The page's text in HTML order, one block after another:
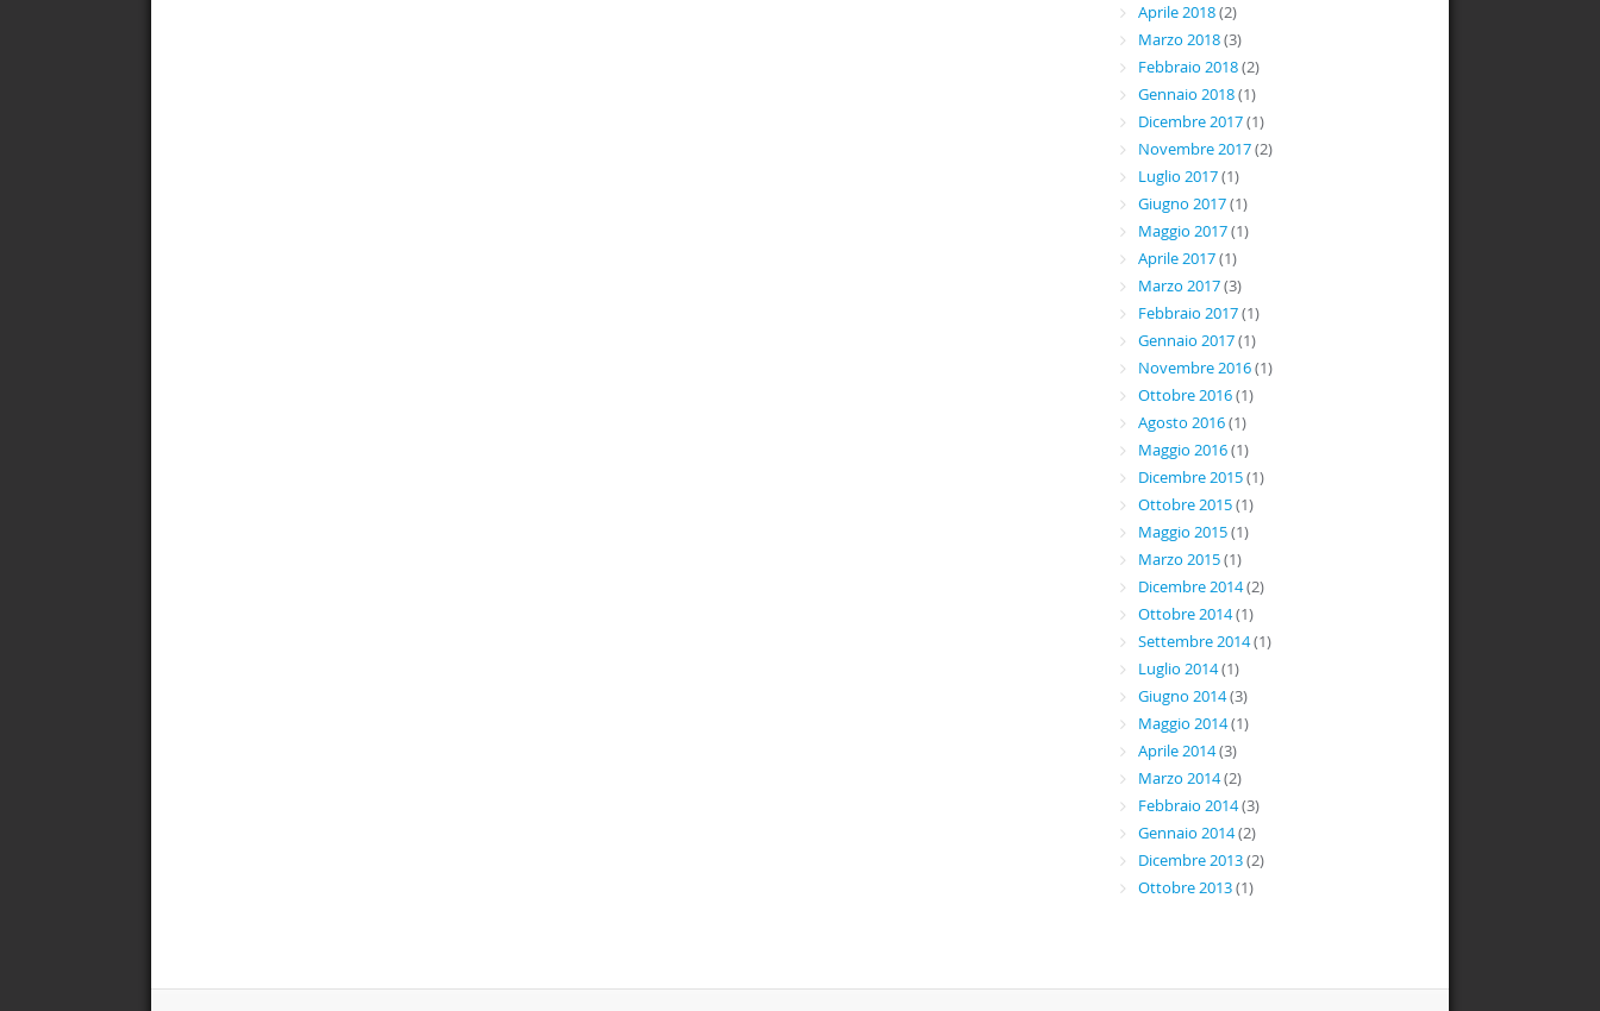
Aprile 2018(2)
Marzo 2018(3)
Febbraio 2018(2)
Gennaio 2018(1)
Dicembre 2017(1)
Novembre 2017(2)
Luglio 2017(1)
Giugno 2017(1)
Maggio 2017(1)
Aprile 2017(1)
Marzo 2017(3)
Febbraio 2017(1)
Gennaio 2017(1)
Novembre 2016(1)
Ottobre 2016(1)
Agosto 2016(1)
Maggio 2016(1)
Dicembre 2015(1)
Ottobre 2015(1)
Maggio 2015(1)
Marzo 2015(1)
Dicembre 2014(2)
Ottobre 2014(1)
Settembre 2014(1)
Luglio 2014(1)
Giugno 2014(3)
Maggio 2014(1)
Aprile 2014(3)
Marzo 2014(2)
Febbraio 2014(3)
Gennaio 2014(2)
Dicembre 2013(2)
Ottobre 2013(1)